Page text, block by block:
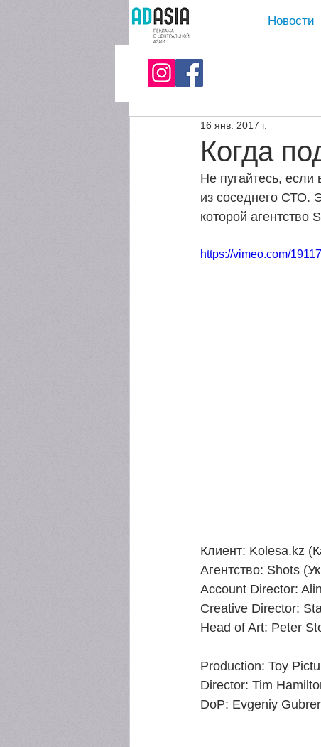
Новости
Когда
16 янв. 2017 г.
Не пугайтесь, если
из соседнего СТО.
которой агентство
https://vimeo.com/
Клиент: Kolesa.kz
Агентство: Shots
Account Director:
Creative Director:
Head of Art: Peter
Production: Toy
Director: Tim
DoP: Evgeniy